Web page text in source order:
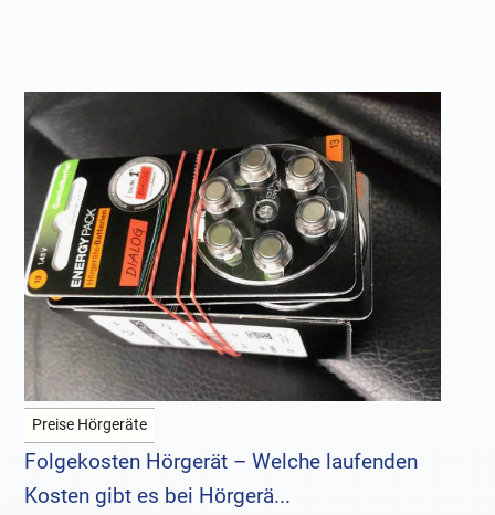
Preise Hörgeräte
Folgekosten Hörgerät – Welche laufenden
Kosten gibt es bei Hörgerä...